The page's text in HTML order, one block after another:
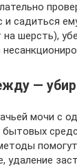
и садиться
шерсть),
—
мочи с
удаление